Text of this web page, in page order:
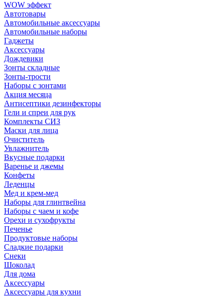
WOW эффект
Автотовары
Автомобильные аксессуары
Автомобильные наборы
Гаджеты
Аксессуары
Дождевики
Зонты складные
Зонты-трости
Наборы с зонтами
Акция месяца
Антисептики дезинфекторы
Гели и спреи для рук
Комплекты СИЗ
Маски для лица
Очиститель
Увлажнитель
Вкусные подарки
Варенье и джемы
Конфеты
Леденцы
Мед и крем-мед
Наборы для глинтвейна
Наборы с чаем и кофе
Орехи и сухофрукты
Печенье
Продуктовые наборы
Сладкие подарки
Снеки
Шоколад
Для дома
Аксессуары
Аксессуары для кухни